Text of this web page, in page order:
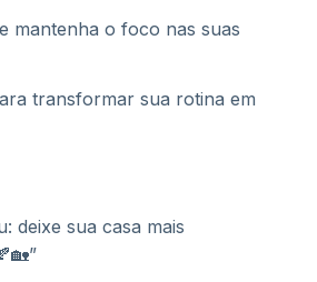
mantenha o foco nas suas
transformar sua rotina em
deixe sua casa mais